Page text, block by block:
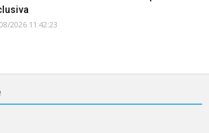
2026 11:42:23